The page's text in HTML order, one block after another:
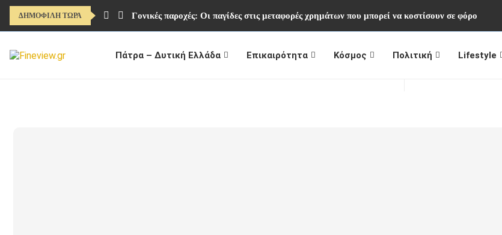
ΔΗΜΟΦΙΛΗ ΤΩΡΑ Γονικές παροχές: Οι παγίδες στις μεταφορές χρημάτων που μπορεί να κοστίσουν σε φόρο
Πάτρα – Δυτική Ελλάδα Επικαιρότητα Κόσμος Πολιτική Lifestyle